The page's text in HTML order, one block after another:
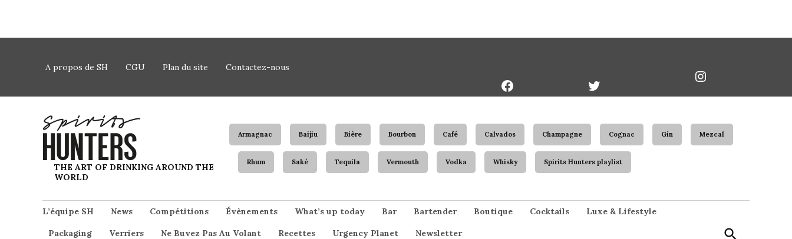
A propos de SH CGU Plan du site Contactez-nous
Spirits Hunters
THE ART OF DRINKING AROUND THE
WORLD
Armagnac Baijiu Bière Bourbon Café Calvados Champagne Cognac Gin Mezcal
Rhum Saké Tequila Vermouth Vodka Whisky Spirits Hunters playlist
L’équipe SH News Compétitions Évènements What’s up today Bar Bartender Boutique Cocktails Luxe & Lifestyle
Packaging Verriers Ne Buvez Pas Au Volant Recettes Urgency Planet Newsletter